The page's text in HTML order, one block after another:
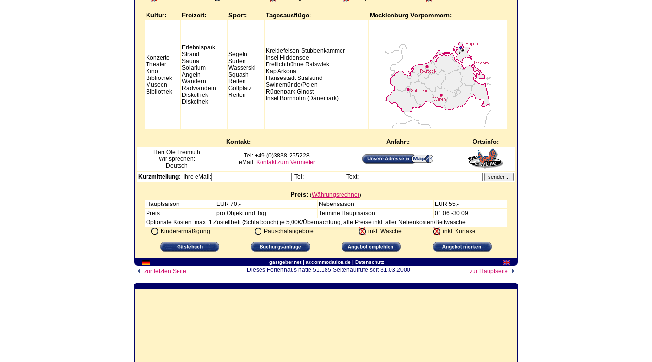
Kultur: Freizeit: Sport: Tagesausflüge: Mecklenburg-Vorpommern:
Konzerte
Theater
Kino
Bibliothek
Museen
Bibliothek
Erlebnispark
Strand
Sauna
Solarium
Angeln
Wandern
Radwandern
Diskothek
Diskothek
Segeln
Surfen
Wasserski
Squash
Reiten
Golfplatz
Reiten
Kreidefelsen-Stubbenkammer
Insel Hiddensee
Freilichtbühne Ralswiek
Kap Arkona
Hansestadt Stralsund
Swinemünde/Polen
Rügenpark Gingst
Insel Bornholm (Dänemark)
Kontakt: Anfahrt: Ortsinfo:
Herr Ole Freimuth
Wir sprechen:
Deutsch
Tel: +49 (0)3838-255228
eMail: Kontakt zum Vermieter
Kurzmitteilung: Ihre eMail: Tel: Text:
Preis: (Währungsrechner)
Hauptsaison EUR 70,- Nebensaison
EUR 55,-
Preis
pro Objekt und Tag Termine Hauptsaison
01.06.-30.09.
Optionale Kosten: max. 1 Zustellbett (Schlafcouch) je 5,00€/Übernachtung, alle Preise inkl. aller Nebenkosten/Bettwäsche
Kinderermäßigung
Pauschalangebote inkl. Wäsche inkl. Kurtaxe
gastgeber.net| accommodation.de| Datenschutz
zur letzten Seite Dieses Ferienhaus hatte 51.185 Seitenaufrufe seit 31.03.2000 zur Hauptseite